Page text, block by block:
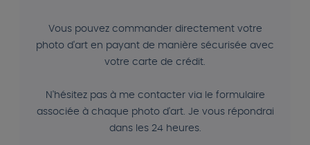
Vous pouvez commander directement votre
photo d'art en payant de manière sécurisée avec
votre carte de crédit.
N'hésitez pas à me contacter via le formulaire
associée à chaque photo d'art. Je vous répondrai
dans les 24 heures.